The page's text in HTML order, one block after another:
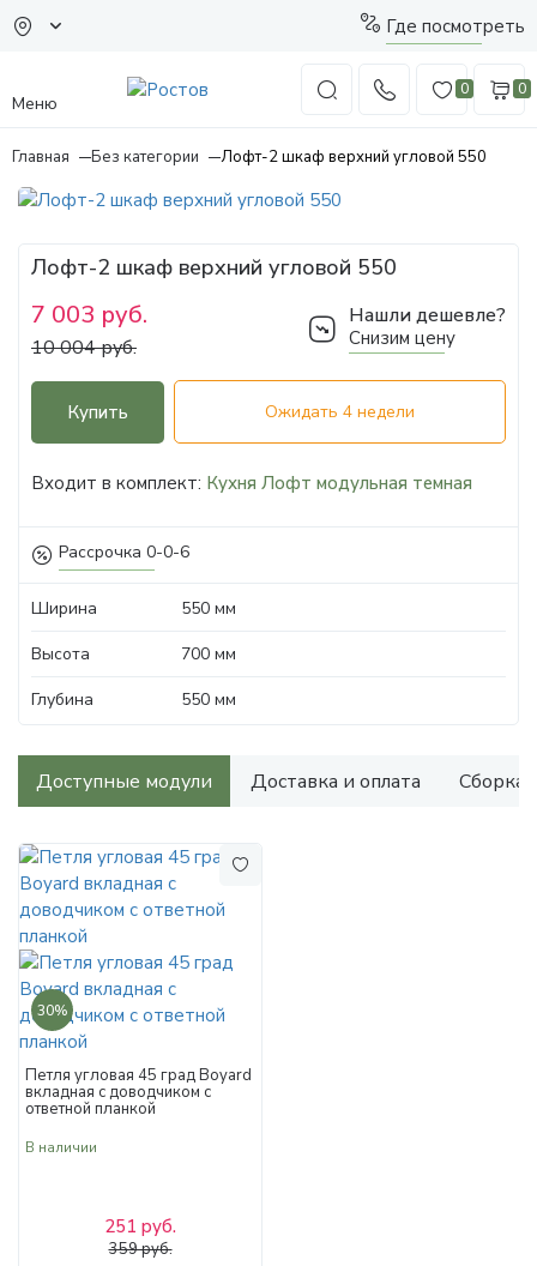
Где посмотреть
Меню
0 0
Главная Без категории Лофт-2 шкаф верхний угловой 550
Рассрочка 0-0-6
Лофт-2 шкаф верхний угловой 550
7 003 руб.
10 004 руб.
Нашли дешевле?
Снизим цену
Купить Ожидать 4 недели
Входит в комплект: Кухня Лофт модульная темная
Ширина
550 мм
Высота
700 мм
Глубина
550 мм
Доступные модули Доставка и оплата Сборка
30%
Петля угловая 45 град Boyard
вкладная с доводчиком с
ответной планкой
В наличии
251 руб.
359 руб.